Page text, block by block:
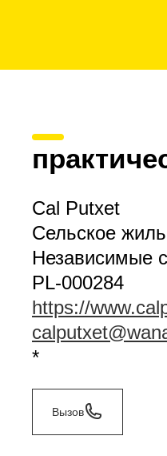
Cal Putxet
Сельское
Независимые
PL-000284
https://
*
Вызов